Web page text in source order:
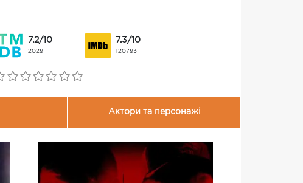
7.2/10
2029
7.3/10
120793
Актори та персонажі